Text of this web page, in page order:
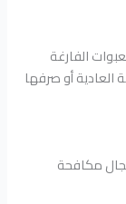
الفارغة
العادية أو صرفها
مكافحة